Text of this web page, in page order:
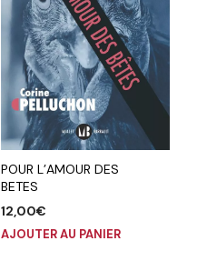
POUR L’AMOUR DES
BETES
12,00€
AJOUTER AU PANIER